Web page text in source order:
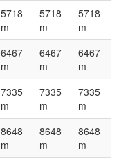
5718
m
5718
m
5718
m
6467
m
6467
m
6467
m
7335
m
7335
m
7335
m
8648
m
8648
m
8648
m